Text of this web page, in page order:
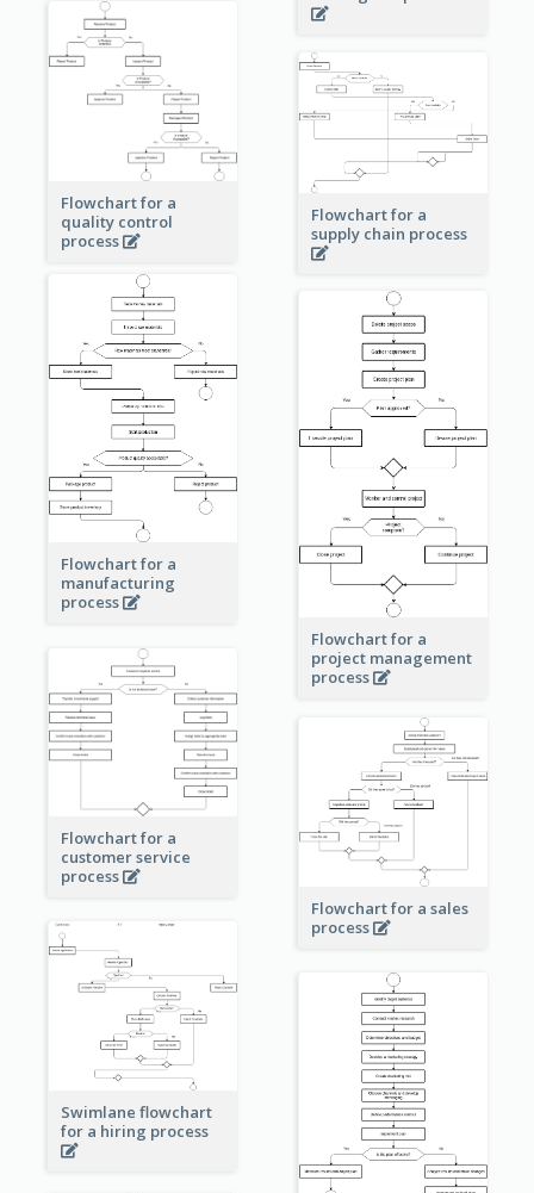
Flowchart for a
quality control
process
Flowchart for a
supply chain process
Flowchart for a
manufacturing
process
Flowchart for a
project management
process
Flowchart for a
customer service
process
Flowchart for a sales
process
Swimlane flowchart
for a hiring process